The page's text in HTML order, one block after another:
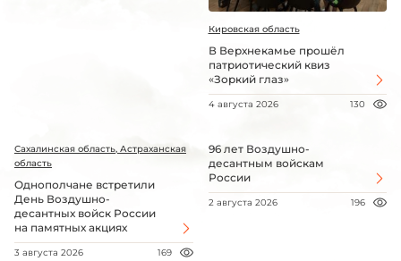
Кировская область
В Верхнекамье прошёл
патриотический квиз
«Зоркий глаз»
4 августа 2026 130
Сахалинская область, Астраханская
область
Однополчане встретили
День Воздушно-
десантных войск России
на памятных акциях
3 августа 2026 169
96 лет Воздушно-
десантным войскам
России
2 августа 2026 196